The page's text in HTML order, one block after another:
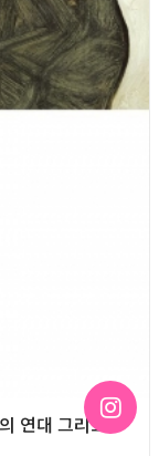
연대 그리고